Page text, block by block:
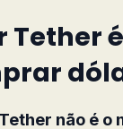
Tether
não é o